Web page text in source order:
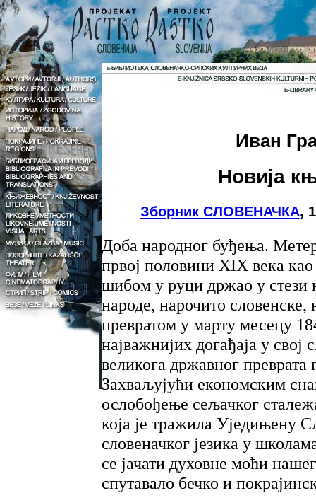
Иван
Новија
Зборник СЛОВЕНАЧКА,
Доба народног буђења.
првој половини XIX века
шибом у руци држао у стези
народе, нарочито
превратом у марту месецу
најважнијих догађаја у свој
великога државног преврата
Захваљујући економским
ослобођење сељачког
која је тражила Уједињену
словеначког језика у
се јачати духовне моћи
спутавало бечко и